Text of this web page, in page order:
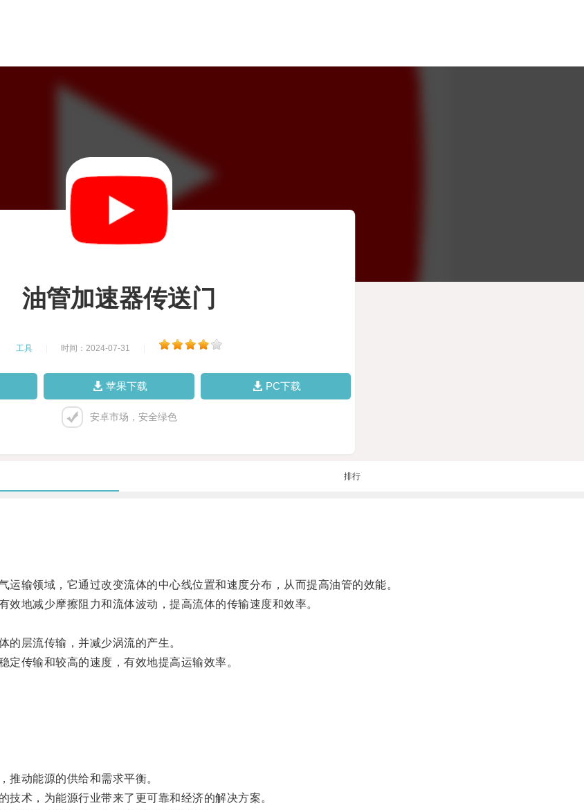
油管加速器传送门
工具 时间：2024-07-31
苹果下载 PC下载
安卓市场，安全绿色
排行
输领域，它通过改变流体的中心线位置和速度分布，从而提高油管的效能。
地减少摩擦阻力和流体波动，提高流体的传输速度和效率。
层流传输，并减少涡流的产生。
传输和较高的速度，有效地提高运输效率。
动能源的供给和需求平衡。
术，为能源行业带来了更可靠和经济的解决方案。